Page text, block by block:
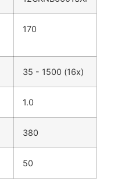
170
35 - 1500 (16x)
1.0
380
50